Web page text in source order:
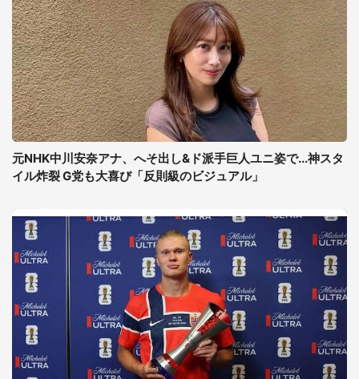
元NHK中川安奈アナ、へそ出し&ド派手巨人ユニ姿で...神スタ
イル炸裂 G党も大喜び「反則級のビジュアル」